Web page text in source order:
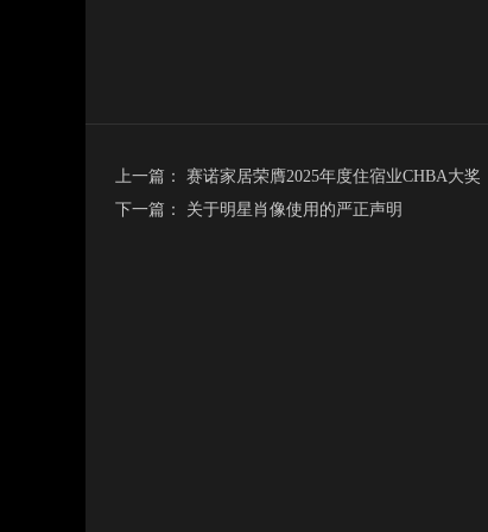
上一篇： 赛诺家居荣膺2025年度住宿业CHBA大奖
下一篇： 关于明星肖像使用的严正声明